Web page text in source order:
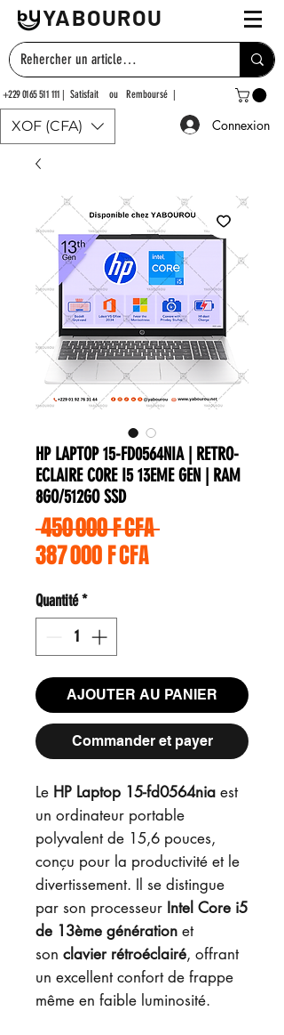
YABOUROU
+229 0165 511 111 | Satisfait ou Remboursé |
XOF (CFA) Connexion
HP LAPTOP 15-FD0564NIA | RETRO-
ECLAIRE CORE I5 13EME GEN | RAM
8GO/512GO SSD
450 000 F CFA Prix original
387 000 F CFAPrix
Quantité*
AJOUTER AU PANIER
Commander et payer
Le HP Laptop 15-fd0564nia est
un ordinateur portable
polyvalent de 15,6 pouces,
conçu pour la productivité et le
divertissement. Il se distingue
par son processeur Intel Core i5
de 13ème génération et
son clavier rétroéclairé, offrant
un excellent confort de frappe
même en faible luminosité.